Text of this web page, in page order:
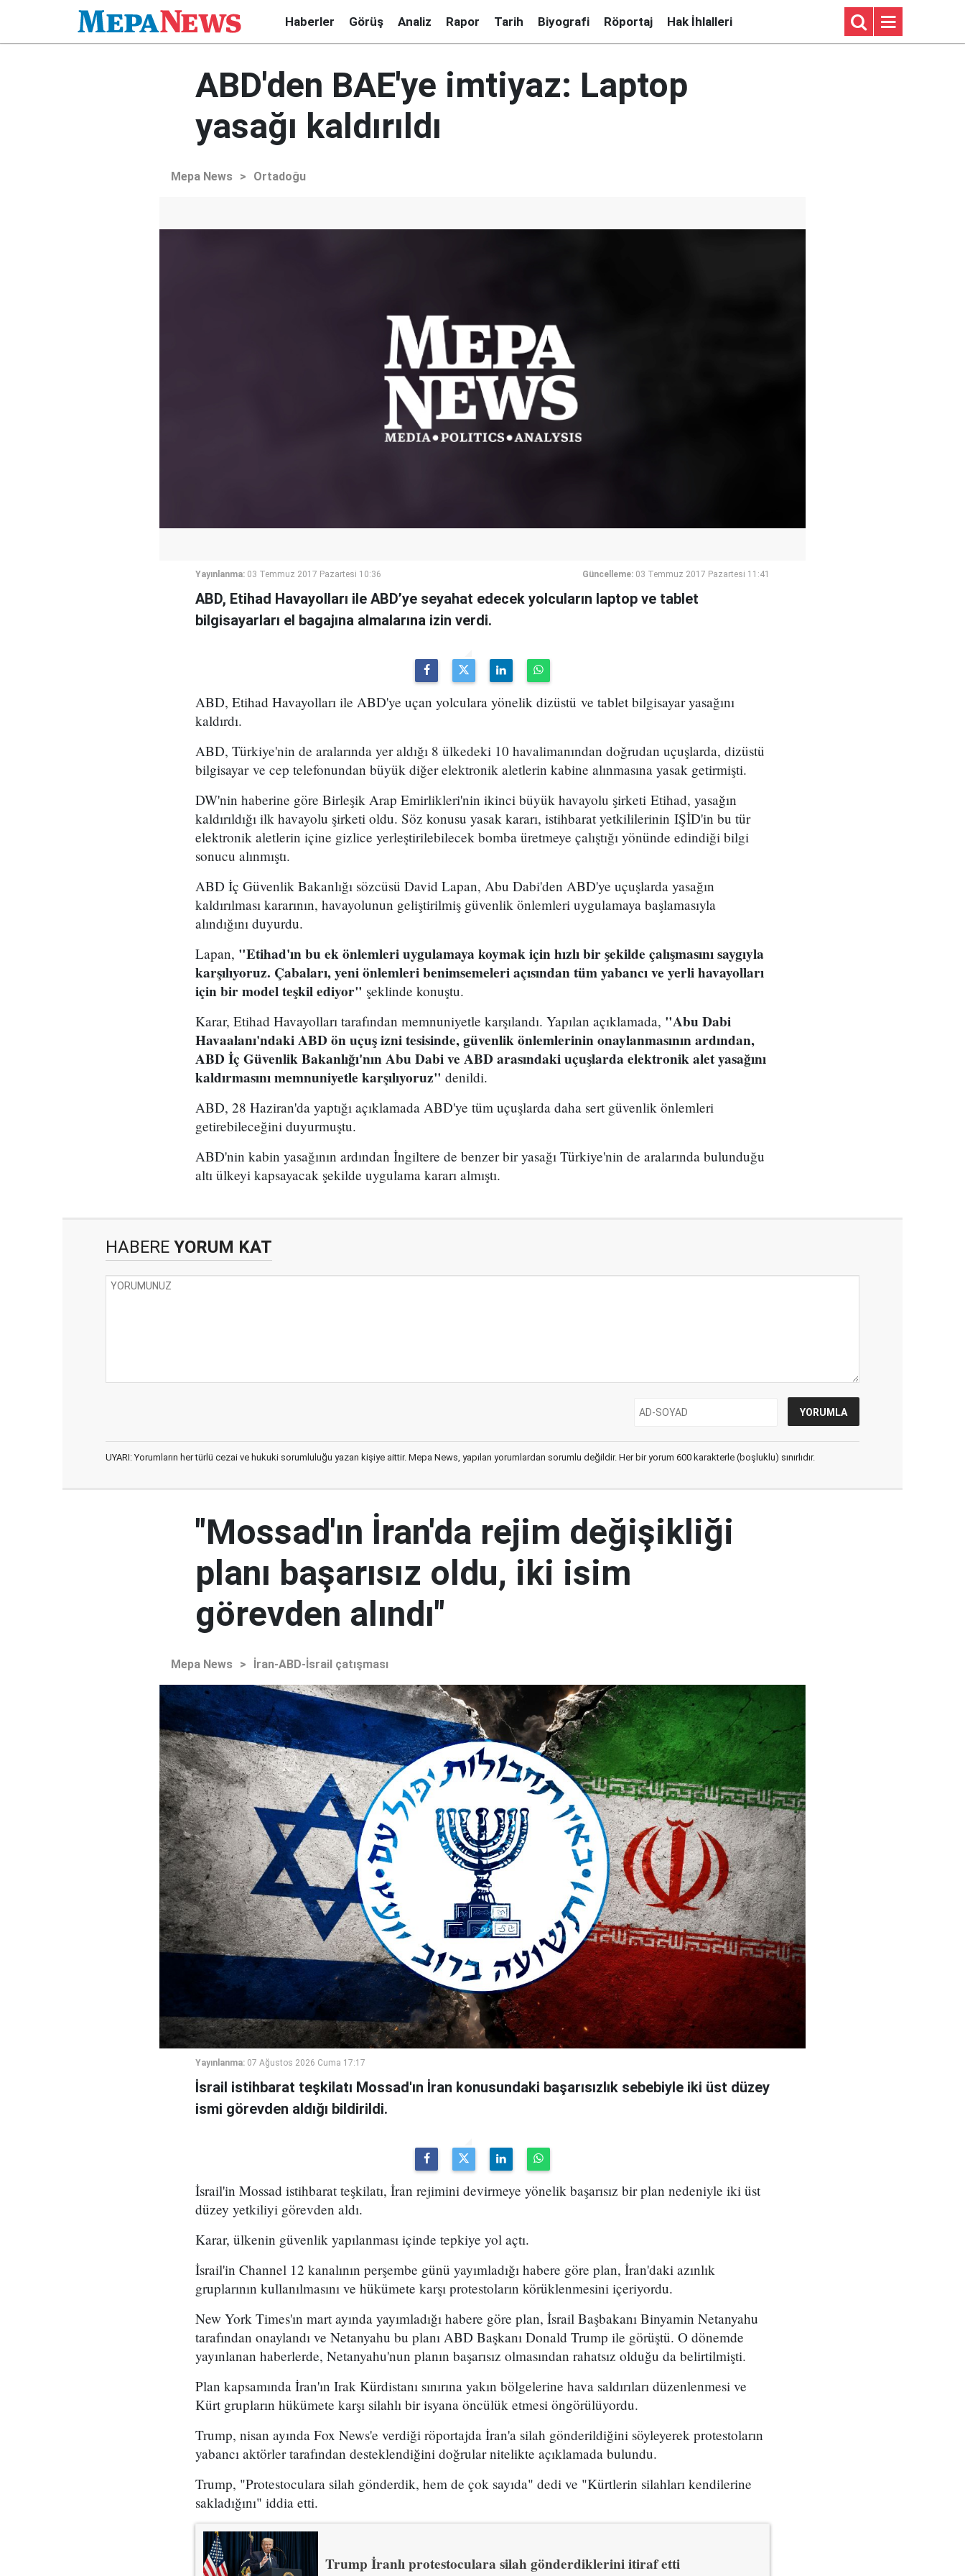
Haberler Görüş Analiz Rapor Tarih Biyografi Röportaj Hak İhlalleri
ABD'den BAE'ye imtiyaz: Laptop
yasağı kaldırıldı
Mepa News > Ortadoğu
Yayınlanma: 03 Temmuz 2017 Pazartesi 10:36 Güncelleme: 03 Temmuz 2017 Pazartesi 11:41
ABD, Etihad Havayolları ile ABD’ye seyahat edecek yolcuların laptop ve tablet
bilgisayarları el bagajına almalarına izin verdi.
ABD, Etihad Havayolları ile ABD'ye uçan yolculara yönelik dizüstü ve tablet bilgisayar yasağını
kaldırdı.
ABD, Türkiye'nin de aralarında yer aldığı 8 ülkedeki 10 havalimanından doğrudan uçuşlarda, dizüstü
bilgisayar ve cep telefonundan büyük diğer elektronik aletlerin kabine alınmasına yasak getirmişti.
DW'nin haberine göre Birleşik Arap Emirlikleri'nin ikinci büyük havayolu şirketi Etihad, yasağın
kaldırıldığı ilk havayolu şirketi oldu. Söz konusu yasak kararı, istihbarat yetkililerinin IŞİD'in bu tür
elektronik aletlerin içine gizlice yerleştirilebilecek bomba üretmeye çalıştığı yönünde edindiği bilgi
sonucu alınmıştı.
ABD İç Güvenlik Bakanlığı sözcüsü David Lapan, Abu Dabi'den ABD'ye uçuşlarda yasağın
kaldırılması kararının, havayolunun geliştirilmiş güvenlik önlemleri uygulamaya başlamasıyla
alındığını duyurdu.
Lapan, "Etihad'ın bu ek önlemleri uygulamaya koymak için hızlı bir şekilde çalışmasını saygıyla
karşılıyoruz. Çabaları, yeni önlemleri benimsemeleri açısından tüm yabancı ve yerli havayolları
için bir model teşkil ediyor" şeklinde konuştu.
Karar, Etihad Havayolları tarafından memnuniyetle karşılandı. Yapılan açıklamada, "Abu Dabi
Havaalanı'ndaki ABD ön uçuş izni tesisinde, güvenlik önlemlerinin onaylanmasının ardından,
ABD İç Güvenlik Bakanlığı'nın Abu Dabi ve ABD arasındaki uçuşlarda elektronik alet yasağını
kaldırmasını memnuniyetle karşılıyoruz" denildi.
ABD, 28 Haziran'da yaptığı açıklamada ABD'ye tüm uçuşlarda daha sert güvenlik önlemleri
getirebileceğini duyurmuştu.
ABD'nin kabin yasağının ardından İngiltere de benzer bir yasağı Türkiye'nin de aralarında bulunduğu
altı ülkeyi kapsayacak şekilde uygulama kararı almıştı.
HABERE YORUM KAT
UYARI: Yorumların her türlü cezai ve hukuki sorumluluğu yazan kişiye aittir. Mepa News, yapılan yorumlardan sorumlu değildir. Her bir yorum 600 karakterle (boşluklu) sınırlıdır.
"Mossad'ın İran'da rejim değişikliği
planı başarısız oldu, iki isim
görevden alındı"
Mepa News > İran-ABD-İsrail çatışması
Yayınlanma: 07 Ağustos 2026 Cuma 17:17
İsrail istihbarat teşkilatı Mossad'ın İran konusundaki başarısızlık sebebiyle iki üst düzey
ismi görevden aldığı bildirildi.
İsrail'in Mossad istihbarat teşkilatı, İran rejimini devirmeye yönelik başarısız bir plan nedeniyle iki üst
düzey yetkiliyi görevden aldı.
Karar, ülkenin güvenlik yapılanması içinde tepkiye yol açtı.
İsrail'in Channel 12 kanalının perşembe günü yayımladığı habere göre plan, İran'daki azınlık
gruplarının kullanılmasını ve hükümete karşı protestoların körüklenmesini içeriyordu.
New York Times'ın mart ayında yayımladığı habere göre plan, İsrail Başbakanı Binyamin Netanyahu
tarafından onaylandı ve Netanyahu bu planı ABD Başkanı Donald Trump ile görüştü. O dönemde
yayınlanan haberlerde, Netanyahu'nun planın başarısız olmasından rahatsız olduğu da belirtilmişti.
Plan kapsamında İran'ın Irak Kürdistanı sınırına yakın bölgelerine hava saldırıları düzenlenmesi ve
Kürt grupların hükümete karşı silahlı bir isyana öncülük etmesi öngörülüyordu.
Trump, nisan ayında Fox News'e verdiği röportajda İran'a silah gönderildiğini söyleyerek protestoların
yabancı aktörler tarafından desteklendiğini doğrular nitelikte açıklamada bulundu.
Trump, "Protestoculara silah gönderdik, hem de çok sayıda" dedi ve "Kürtlerin silahları kendilerine
sakladığını" iddia etti.
Trump İranlı protestoculara silah gönderdiklerini itiraf etti